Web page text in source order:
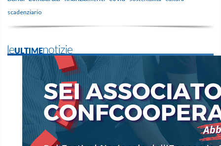
scadenziario
leULTIMEnotizie